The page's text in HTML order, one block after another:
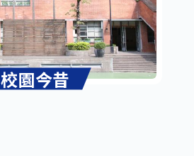
校園今昔